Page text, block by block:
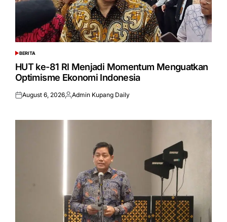
POSTED
IN
BERITA
HUT ke-81 RI Menjadi Momentum Menguatkan
Optimisme Ekonomi Indonesia
Posted
August 6, 2026Posted
Admin Kupang Daily